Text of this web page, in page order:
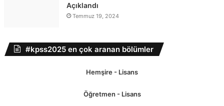
Açıklandı
Temmuz 19, 2024
#kpss2025 en çok aranan bölümler
Hemşire - Lisans
Öğretmen - Lisans